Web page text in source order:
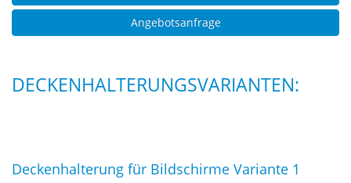
Angebotsanfrage
DECKENHALTERUNGSVARIANTEN:
Deckenhalterung für Bildschirme Variante 1